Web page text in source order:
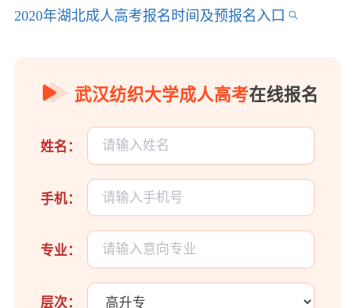
2020年湖北成人高考报名时间及预报名入口
武汉纺织大学成人高考在线报名
姓名：
手机：
专业：
层次：